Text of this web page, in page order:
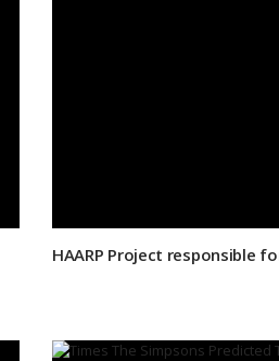
HAARP Project responsible